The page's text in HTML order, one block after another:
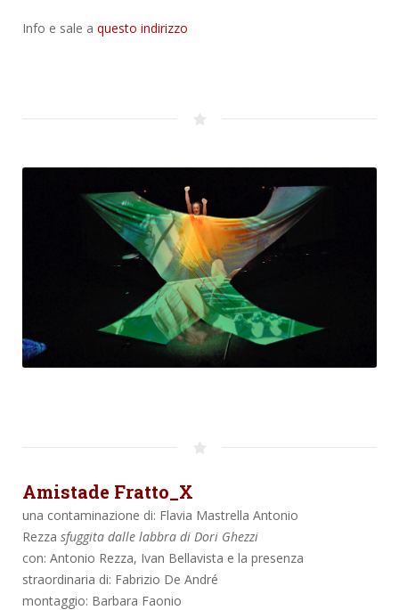
Info e sale a questo indirizzo
Amistade Fratto_X
una contaminazione di: Flavia Mastrella Antonio
Rezza sfuggita dalle labbra di Dori Ghezzi
con: Antonio Rezza, Ivan Bellavista e la presenza
straordinaria di: Fabrizio De André
montaggio: Barbara Faonio